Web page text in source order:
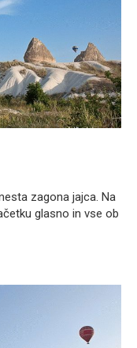
zagona jajca. Na
glasno in vse ob